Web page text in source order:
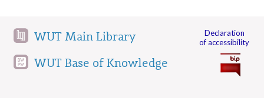
WUT Main Library
WUT Base of Knowledge
Declaration
of accessibility